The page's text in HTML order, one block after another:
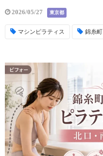
2026/05/27 東京都
マシンピラティス 錦糸町